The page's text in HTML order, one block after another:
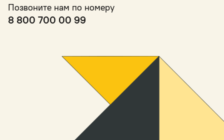
Позвоните нам по номеру
8 800 700 00 99